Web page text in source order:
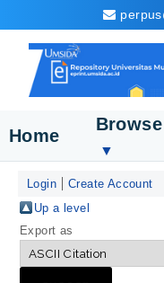
Home
Browse
▼
Login
Create Account
Up a level
Export as